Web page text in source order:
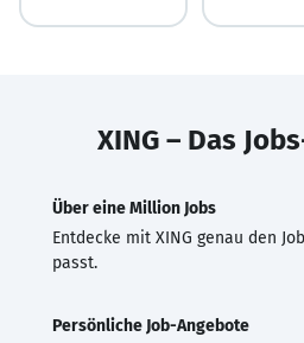
XING – Das
Über eine Million Jobs
Entdecke mit XING genau den
passt.
Persönliche Job-Angebote